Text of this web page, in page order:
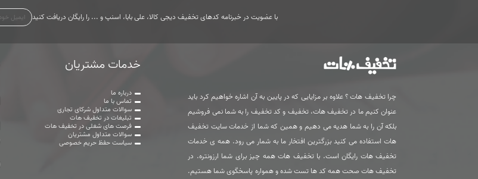
با عضویت در خبرنامه کدهای تخفیف دیجی کالا، علی بابا، اسنپ و ... را رایگان دریافت کنید
چرا تخفیف هات ؟ علاوه بر مزایایی که در پایین به آن اشاره خواهیم کرد باید
عنوان کنیم ما در تخفیف هات، تخفیف و کد تخفیف را به شما نمی فروشیم
بلکه آن را به شما هدیه می دهیم و همین که شما از خدمات سایت تخفیف
هات استفاده می کنید بزرگترین افتخار ما به شمار می رود. همه ی خدمات
تخفیف هات رایگان است. با تخفیف هات همه چیز برای شما ارزونتره. در
تخفیف هات صحت همه کد ها تست شده و همواره پاسخگوی شما هستیم.
خدمات مشتریان
درباره ما
تماس با ما
سوالات متداول شرکای تجاری
تبلیغات در تخفیف هات
فرصت های شغلی در تخفیف هات
سوالات متداول مشتریان
سیاست حفظ حریم خصوصی